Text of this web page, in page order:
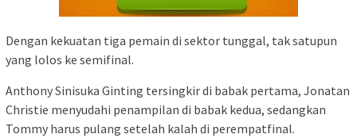
Dengan kekuatan tiga pemain di sektor tunggal, tak satupun
yang lolos ke semifinal.
Anthony Sinisuka Ginting tersingkir di babak pertama, Jonatan
Christie menyudahi penampilan di babak kedua, sedangkan
Tommy harus pulang setelah kalah di perempatfinal.